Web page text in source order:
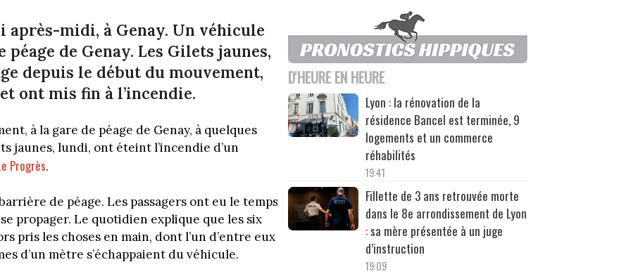
après-midi, à Genay. Un véhicule
de Genay. Les Gilets jaunes,
depuis le début du mouvement,
ont mis fin à l’incendie.
à la gare de péage de Genay, à quelques
jaunes, lundi, ont éteint l’incendie d’un
Progrès.
de péage. Les passagers ont eu le temps
propager. Le quotidien explique que les six
pris les choses en main, dont l’un d’entre eux
d’un mètre s’échappaient du véhicule.
D'HEURE EN HEURE
Lyon : la rénovation de la
résidence Bancel est terminée, 9
logements et un commerce
réhabilités
19:41
Fillette de 3 ans retrouvée morte
dans le 8e arrondissement de Lyon
: sa mère présentée à un juge
d’instruction
19:09